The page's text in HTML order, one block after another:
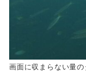
画面に収まらない量